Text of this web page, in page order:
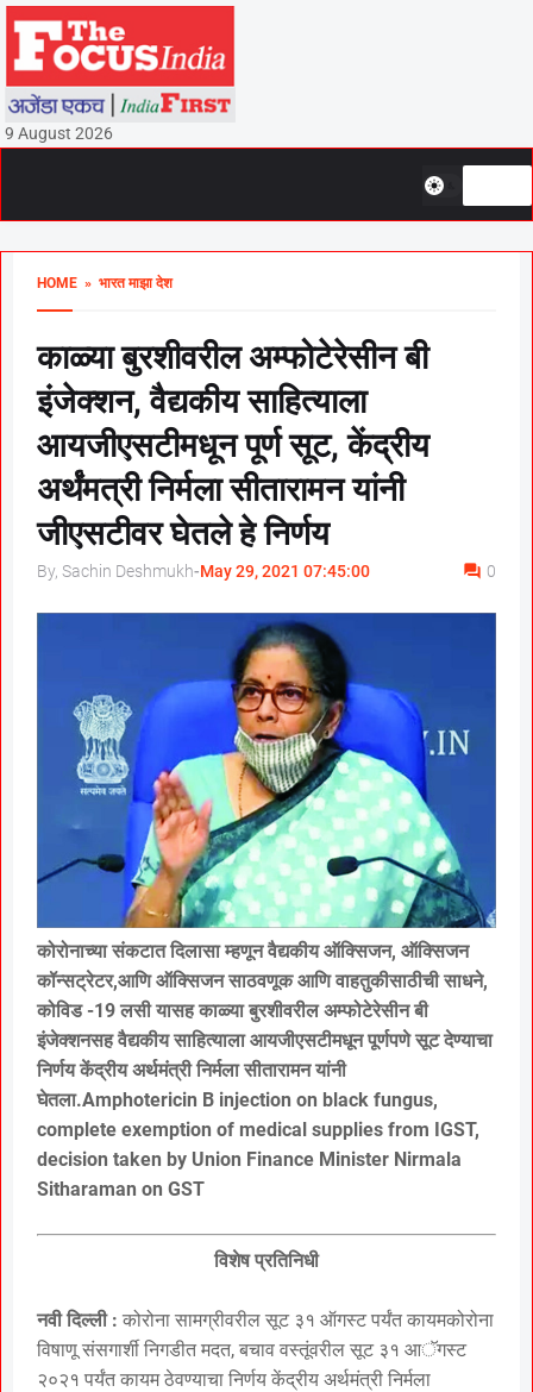
9 August 2026
HOME » भारत माझा देश
काळ्या बुरशीवरील अम्फोटेरेसीन बी
इंजेक्शन, वैद्यकीय साहित्याला
आयजीएसटीमधून पूर्ण सूट, केंद्रीय
अर्थंमत्री निर्मला सीतारामन यांनी
जीएसटीवर घेतले हे निर्णय
By, Sachin Deshmukh-May 29, 2021 07:45:00 0
कोरोनाच्या संकटात दिलासा म्हणून वैद्यकीय ऑक्सिजन, ऑक्सिजन
कॉन्सट्रेटर,आणि ऑक्सिजन साठवणूक आणि वाहतुकीसाठीची साधने,
कोविड -19 लसी यासह काळ्या बुरशीवरील अम्फोटेरेसीन बी
इंजेक्शनसह वैद्यकीय साहित्याला आयजीएसटीमधून पूर्णपणे सूट देण्याचा
निर्णय केंद्रीय अर्थमंत्री निर्मला सीतारामन यांनी
घेतला.Amphotericin B injection on black fungus,
complete exemption of medical supplies from IGST,
decision taken by Union Finance Minister Nirmala
Sitharaman on GST
विशेष प्रतिनिधी
नवी दिल्ली : कोरोना सामग्रीवरील सूट ३१ ऑगस्ट पर्यंत कायमकोरोना
विषाणू संसगार्शी निगडीत मदत, बचाव वस्तूंवरील सूट ३१ आॅगस्ट
२०२१ पर्यंत कायम ठेवण्याचा निर्णय केंद्रीय अर्थमंत्री निर्मला